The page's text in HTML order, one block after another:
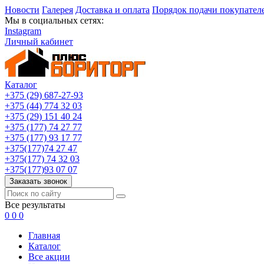
Новости Галерея Доставка и оплата Порядок подачи
Мы в социальных сетях:
Instagram
Личный кабинет
Каталог
+375 (29) 687-27-93
+375 (44) 774 32 03
+375 (29) 151 40 24
+375 (177) 74 27 77
+375 (177) 93 17 77
+375(177)74 27 47
+375(177) 74 32 03
+375(177)93 07 07
Заказать звонок
Все результаты
0 0 0
Главная
Каталог
Все акции